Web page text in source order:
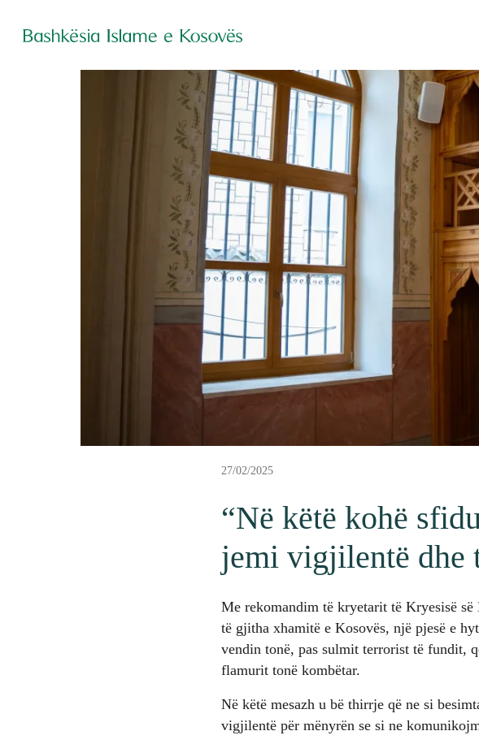
27/02/2025
“Në këtë kohë
jemi vigjilentë dhe
Me rekomandim të kryetarit të Kryesisë
të gjitha xhamitë e Kosovës, një pjesë e
vendin tonë, pas sulmit terrorist të fundit,
flamurit tonë kombëtar.
Në këtë mesazh u bë thirrje që ne si
vigjilentë për mënyrën se si ne